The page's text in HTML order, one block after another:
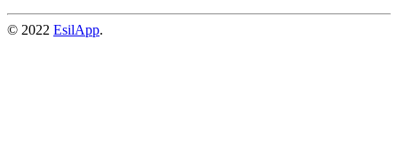
© 2022 EsilApp.